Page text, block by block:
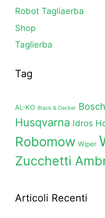
Robot Tagliaerba
Shop
Taglierba
Tag
AL-KO Black & Decker Bosch
Husqvarna Idros
Robomow Wiper
Zucchetti
Articoli Recenti